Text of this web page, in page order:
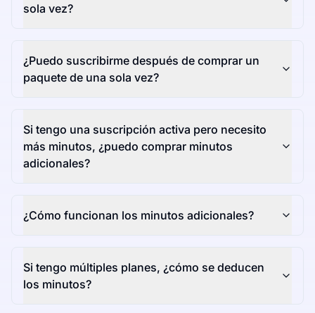
sola vez?
¿Puedo suscribirme después de comprar un
paquete de una sola vez?
Si tengo una suscripción activa pero necesito
más minutos, ¿puedo comprar minutos
adicionales?
¿Cómo funcionan los minutos adicionales?
Si tengo múltiples planes, ¿cómo se deducen
los minutos?